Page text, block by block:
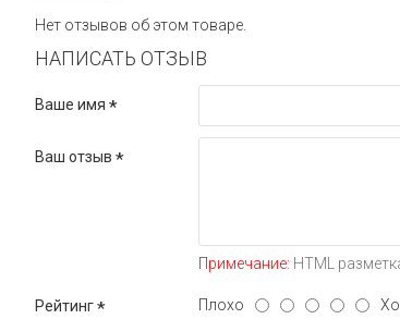
Нет отзывов об этом товаре.
НАПИСАТЬ ОТЗЫВ
Ваше имя
Ваш отзыв
Примечание: HTML
Рейтинг Плохо